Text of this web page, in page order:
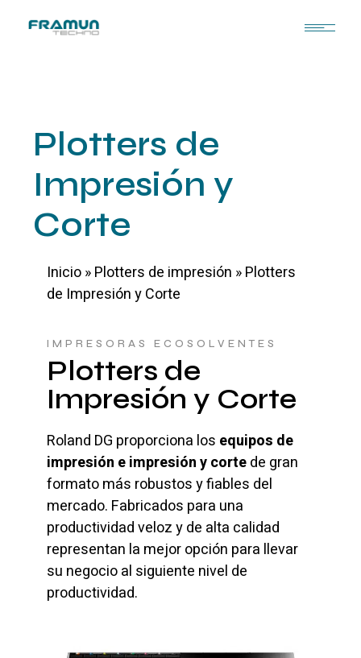
Plotters de
Impresión y
Corte
Inicio»Plotters de impresión »Plotters
de Impresión y Corte
IMPRESORAS ECOSOLVENTES
Plotters de
Impresión y Corte
Roland DG proporciona los equipos de
impresión e impresión y cortede gran
formato más robustos y fiables del
mercado. Fabricados para una
productividad veloz y de alta calidad
representan la mejor opción para llevar
su negocio al siguiente nivel de
productividad.